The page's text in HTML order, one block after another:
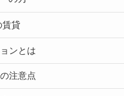
賃貸
ンとは
注意点